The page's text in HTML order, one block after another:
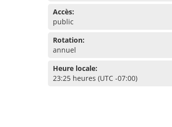
Accès:
public
Rotation:
annuel
Heure locale:
23:25 heures (UTC -07:00)